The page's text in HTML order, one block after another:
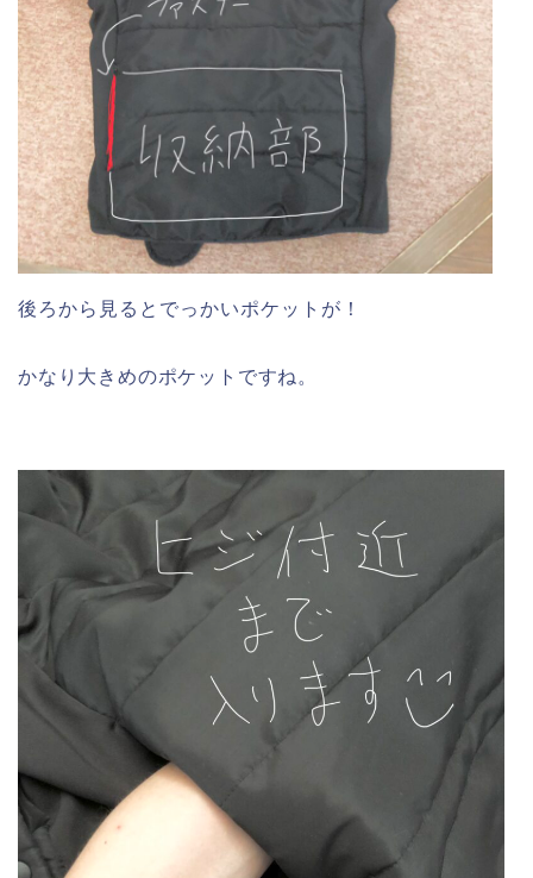
後ろから見るとでっかいポケットが！
かなり大きめのポケットですね。